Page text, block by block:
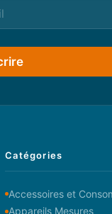
Catégories
Accessoires et
Appareils Mesures